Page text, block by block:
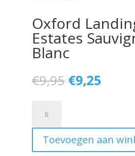
Oxford
Estates
Blanc
€9,95 €9,25
Landing
Estates
Sauvignon
Blanc
Toevoegen aan